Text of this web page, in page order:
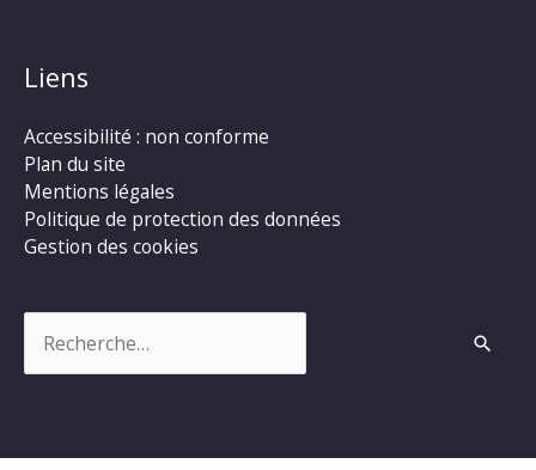
Liens
Accessibilité : non conforme
Plan du site
Mentions légales
Politique de protection des données
Gestion des cookies